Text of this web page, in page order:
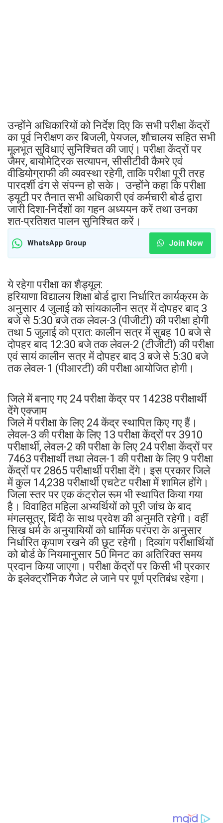
उन्होंने अधिकारियों को निर्देश दिए कि सभी परीक्षा केंद्रों
का पूर्व निरीक्षण कर बिजली, पेयजल, शौचालय सहित सभी
मूलभूत सुविधाएं सुनिश्चित की जाएं। परीक्षा केंद्रों पर
जैमर, बायोमेट्रिक सत्यापन, सीसीटीवी कैमरे एवं
वीडियोग्राफी की व्यवस्था रहेगी, ताकि परीक्षा पूरी तरह
पारदर्शी ढंग से संपन्न हो सके। उन्होंने कहा कि परीक्षा
ड्यूटी पर तैनात सभी अधिकारी एवं कर्मचारी बोर्ड द्वारा
जारी दिशा-निर्देशों का गहन अध्ययन करें तथा उनका
शत-प्रतिशत पालन सुनिश्चित करें।
WhatsApp Group Join Now
ये रहेगा परीक्षा का शैड्यूल:
हरियाणा विद्यालय शिक्षा बोर्ड द्वारा निर्धारित कार्यक्रम के
अनुसार 4 जुलाई को सांयकालीन सत्र में दोपहर बाद 3
बजे से 5:30 बजे तक लेवल-3 (पीजीटी) की परीक्षा होगी
तथा 5 जुलाई को प्रात: कालीन सत्र में सुबह 10 बजे से
दोपहर बाद 12:30 बजे तक लेवल-2 (टीजीटी) की परीक्षा
एवं सायं कालीन सत्र में दोपहर बाद 3 बजे से 5:30 बजे
तक लेवल-1 (पीआरटी) की परीक्षा आयोजित होगी।
जिले में बनाए गए 24 परीक्षा केंद्र पर 14238 परीक्षार्थी
देंगे एक्जाम
जिले में परीक्षा के लिए 24 केंद्र स्थापित किए गए हैं।
लेवल-3 की परीक्षा के लिए 13 परीक्षा केंद्रों पर 3910
परीक्षार्थी, लेवल-2 की परीक्षा के लिए 24 परीक्षा केंद्रों पर
7463 परीक्षार्थी तथा लेवल-1 की परीक्षा के लिए 9 परीक्षा
केंद्रों पर 2865 परीक्षार्थी परीक्षा देंगे। इस प्रकार जिले
में कुल 14,238 परीक्षार्थी एचटेट परीक्षा में शामिल होंगे।
जिला स्तर पर एक कंट्रोल रूम भी स्थापित किया गया
है। विवाहित महिला अभ्यर्थियों को पूरी जांच के बाद
मंगलसूत्र, बिंदी के साथ प्रवेश की अनुमति रहेगी। वहीं
सिख धर्म के अनुयायियों को धार्मिक परंपरा के अनुसार
निर्धारित कृपाण रखने की छूट रहेगी। दिव्यांग परीक्षार्थियों
को बोर्ड के नियमानुसार 50 मिनट का अतिरिक्त समय
प्रदान किया जाएगा। परीक्षा केंद्रों पर किसी भी प्रकार
के इलेक्ट्रॉनिक गैजेट ले जाने पर पूर्ण प्रतिबंध रहेगा।